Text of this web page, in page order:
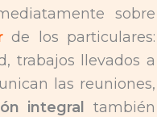
sobre
de los particulares:
trabajos llevados a
las reuniones,
integral también